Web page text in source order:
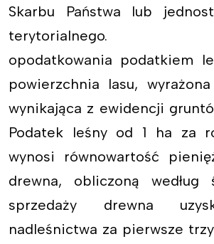
Skarbu Państwa lub
terytorialnego.
opodatkowania podatkiem
powierzchnia lasu,
wynikająca z ewidencji
Podatek leśny od 1 ha za
wynosi równowartość
drewna, obliczoną według
sprzedaży drewna
nadleśnictwa za pierwsze